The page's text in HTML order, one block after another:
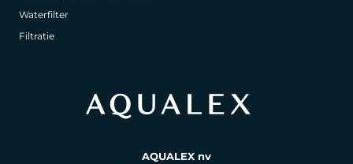
Waterfilter
Filtratie
AQUALEX nv